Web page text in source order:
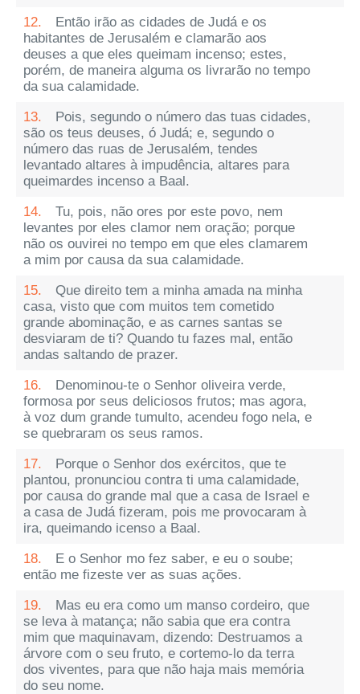
12.
Então irão as cidades de Judá e os
habitantes de Jerusalém e clamarão aos
deuses a que eles queimam incenso; estes,
porém, de maneira alguma os livrarão no tempo
da sua calamidade.
13.
Pois, segundo o número das tuas cidades,
são os teus deuses, ó Judá; e, segundo o
número das ruas de Jerusalém, tendes
levantado altares à impudência, altares para
queimardes incenso a Baal.
14.
Tu, pois, não ores por este povo, nem
levantes por eles clamor nem oração; porque
não os ouvirei no tempo em que eles clamarem
a mim por causa da sua calamidade.
15.
Que direito tem a minha amada na minha
casa, visto que com muitos tem cometido
grande abominação, e as carnes santas se
desviaram de ti? Quando tu fazes mal, então
andas saltando de prazer.
16.
Denominou-te o Senhor oliveira verde,
formosa por seus deliciosos frutos; mas agora,
à voz dum grande tumulto, acendeu fogo nela, e
se quebraram os seus ramos.
17.
Porque o Senhor dos exércitos, que te
plantou, pronunciou contra ti uma calamidade,
por causa do grande mal que a casa de Israel e
a casa de Judá fizeram, pois me provocaram à
ira, queimando icenso a Baal.
18.
E o Senhor mo fez saber, e eu o soube;
então me fizeste ver as suas ações.
19.
Mas eu era como um manso cordeiro, que
se leva à matança; não sabia que era contra
mim que maquinavam, dizendo: Destruamos a
árvore com o seu fruto, e cortemo-lo da terra
dos viventes, para que não haja mais memória
do seu nome.